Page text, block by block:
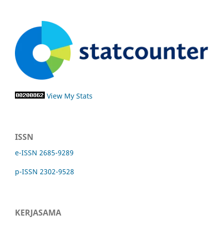
View My Stats
ISSN
e-ISSN 2685-9289
p-ISSN 2302-9528
KERJASAMA